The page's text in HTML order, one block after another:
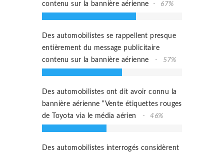
contenu sur la bannière aérienne
67%
Des automobilistes se rappellent presque
entièrement du message publicitaire
contenu sur la bannière aérienne
57%
Des automobilistes ont dit avoir connu la
bannière aérienne “Vente étiquettes rouges
de Toyota via le média aérien
46%
Des automobilistes interrogés considèrent